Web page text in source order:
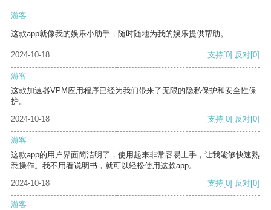
游客
这款app就像我的娱乐小助手，随时随地为我的娱乐提供帮助。
2024-10-18 支持[0] 反对[0]
游客
这款加速器VPM应用程序已经为我们带来了无限的隐私保护和安全性保
护。
2024-10-18
支持[0] 反对[0]
游客
这款app的用户界面简洁明了，使用起来非常容易上手，让我能够快速熟
悉操作。我不用看说明书，就可以轻松使用这款app。
2024-10-18
支持[0] 反对[0]
游客